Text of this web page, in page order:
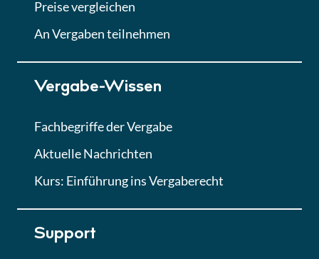
Preise vergleichen
An Vergaben teilnehmen
Vergabe-Wissen
Fachbegriffe der Vergabe
Aktuelle Nachrichten
Kurs: Einführung ins Vergaberecht
Support